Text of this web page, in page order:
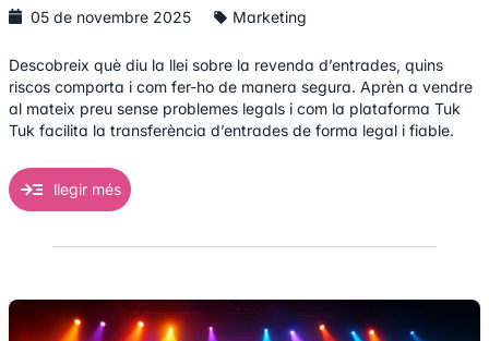
05 de novembre 2025 Marketing
Descobreix què diu la llei sobre la revenda d’entrades, quins
riscos comporta i com fer-ho de manera segura. Aprèn a vendre
al mateix preu sense problemes legals i com la plataforma Tuk
Tuk facilita la transferència d’entrades de forma legal i fiable.
llegir més